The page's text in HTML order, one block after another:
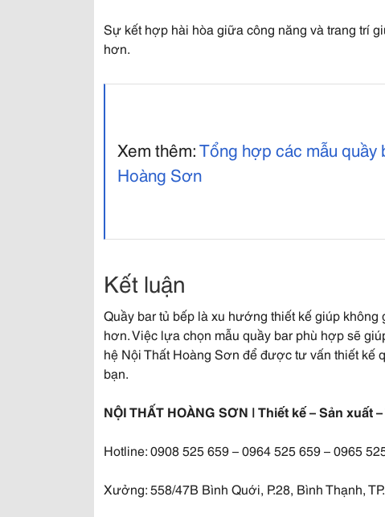
Sự kết hợp hài hòa giữa công năng và trang trí
hơn.
Xem thêm:Tổng hợp các mẫu quầy
Hoàng Sơn
Kết luận​
Quầy bar tủ bếp là xu hướng thiết kế giúp
hơn. Việc lựa chọn mẫu quầy bar phù hợp sẽ
hệ Nội Thất Hoàng Sơn để được tư vấn thiết kế
bạn.
NỘI THẤT HOÀNG SƠN | Thiết kế – Sản xuất
Hotline: 0908 525 659 – 0964 525 659 – 0965
Xưởng: 558/47B Bình Quới, P.28, Bình Thạnh,